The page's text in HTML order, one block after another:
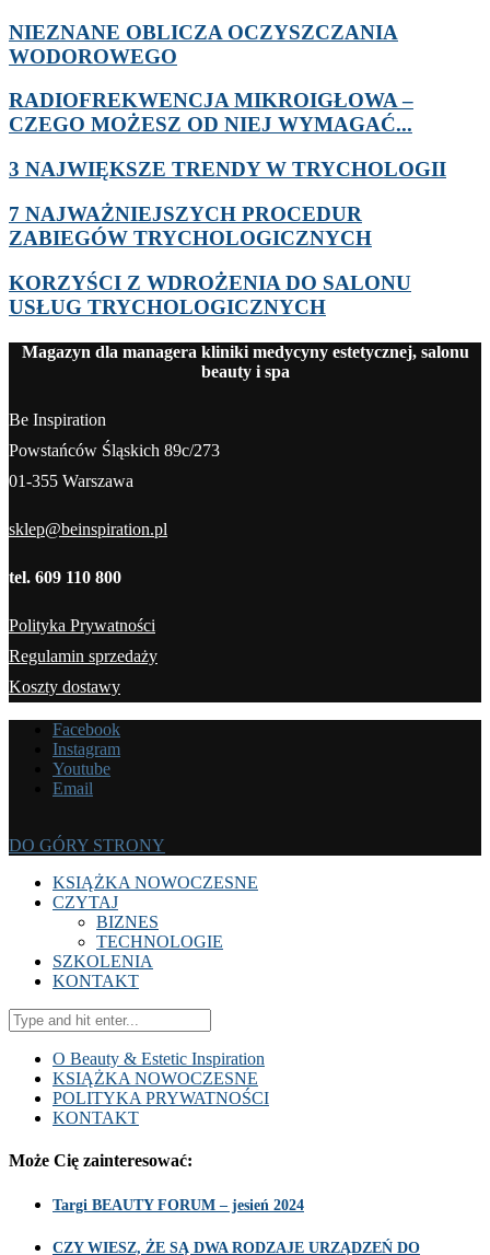
NIEZNANE OBLICZA OCZYSZCZANIA
WODOROWEGO
RADIOFREKWENCJA MIKROIGŁOWA –
CZEGO MOŻESZ OD NIEJ WYMAGAĆ...
3 NAJWIĘKSZE TRENDY W TRYCHOLOGII
7 NAJWAŻNIEJSZYCH PROCEDUR
ZABIEGÓW TRYCHOLOGICZNYCH
KORZYŚCI Z WDROŻENIA DO SALONU
USŁUG TRYCHOLOGICZNYCH
Magazyn dla managera kliniki medycyny estetycznej, salonu
beauty i spa
Be Inspiration
Powstańców Śląskich 89c/273
01-355 Warszawa
sklep@beinspiration.pl
tel. 609 110 800
Polityka Prywatności
Regulamin sprzedaży
Koszty dostawy
Facebook
Instagram
Youtube
Email
DO GÓRY STRONY
KSIĄŻKA NOWOCZESNE
CZYTAJ
BIZNES
TECHNOLOGIE
SZKOLENIA
KONTAKT
O Beauty & Estetic Inspiration
KSIĄŻKA NOWOCZESNE
POLITYKA PRYWATNOŚCI
KONTAKT
Może Cię zainteresować:
Targi BEAUTY FORUM – jesień 2024
CZY WIESZ, ŻE SĄ DWA RODZAJE URZĄDZEŃ DO